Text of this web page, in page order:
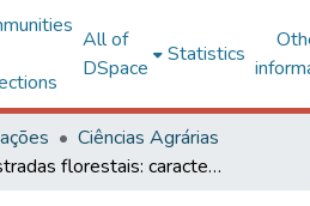
All of
DSpace
Statistics
Ciências Agrárias
Estradas florestais: caracterização geotécnica e comportamento mecânico de solos e misturas solo-grits, cargas de tráfego e seus efeitos